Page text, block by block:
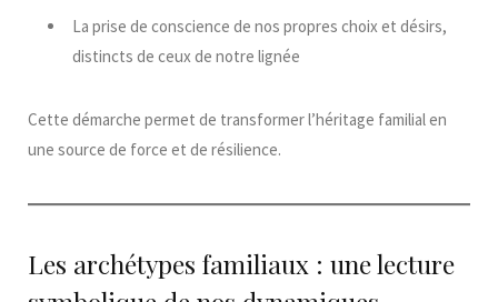
La prise de conscience de nos propres choix et désirs,
distincts de ceux de notre lignée
Cette démarche permet de transformer l’héritage familial en
une source de force et de résilience.
Les archétypes familiaux : une lecture